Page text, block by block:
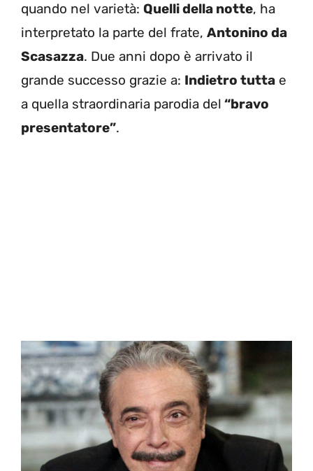
quando nel varietà: Quelli della notte, ha
interpretato la parte del frate, Antonino da
Scasazza. Due anni dopo è arrivato il
grande successo grazie a: Indietro tutta e
a quella straordinaria parodia del “bravo
presentatore”.